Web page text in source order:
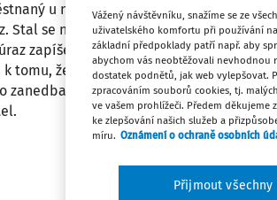
u německé firmy, která nám
Stal se na našem pracovišti, ale on není
zapíšeme do knihy úrazů a
tomu, že není náš zaměstnanec, netýká
zanedbali, ale na druhou stranu se
Vážený návštěvníku, snažíme se ze
uživatelského komfortu při používání
základní předpoklady patří např. aby
abychom vás neobtěžovali nevhodnou
dostatek podnětů, jak web vylepšovat.
zpracováním souborů cookies, tj.
ve vašem prohlížeči. Předem děkujeme
ke zlepšování našich služeb a
míru. Oznámení o ochraně osobních
Přijmout